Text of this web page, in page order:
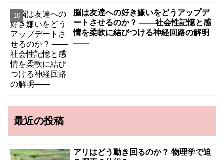
脳は友達への好き嫌いをどうアップデ
ートさせるのか？ ――社会性記憶と感
情を柔軟に結びつける神経回路の解明
――
最近の投稿
アリはどう動き回るのか？ 物理学で迫